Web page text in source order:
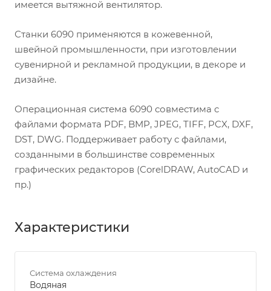
имеется вытяжной вентилятор.
Станки 6090 применяются в кожевенной,
швейной промышленности, при изготовлении
сувенирной и рекламной продукции, в декоре и
дизайне.
Операционная система 6090 совместима с
файлами формата PDF, BMP, JPEG, TIFF, PCX, DXF,
DST, DWG. Поддерживает работу с файлами,
созданными в большинстве современных
графических редакторов (CorelDRAW, AutoCAD и
пр.)
Характеристики
Система охлаждения
Водяная